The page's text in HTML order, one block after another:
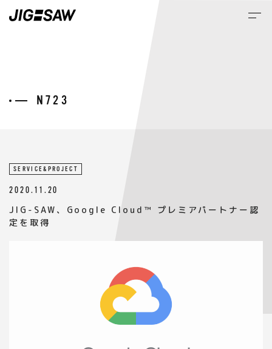
NEWS
SERVICE&PROJECT
2020.11.20
JIG-SAW、Google Cloud™ プレミアパートナー認
定を取得